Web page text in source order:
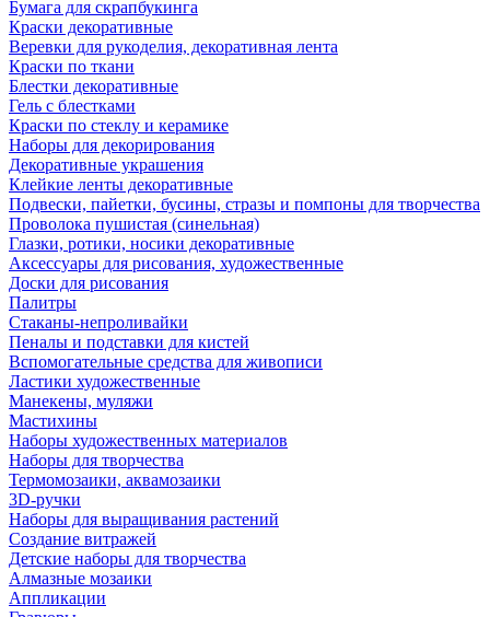
Бумага для скрапбукинга
Краски декоративные
Веревки для рукоделия, декоративная лента
Краски по ткани
Блестки декоративные
Гель с блестками
Краски по стеклу и керамике
Наборы для декорирования
Декоративные украшения
Клейкие ленты декоративные
Подвески, пайетки, бусины, стразы и помпоны для творчества
Проволока пушистая (синельная)
Глазки, ротики, носики декоративные
Аксессуары для рисования, художественные
Доски для рисования
Палитры
Стаканы-непроливайки
Пеналы и подставки для кистей
Вспомогательные средства для живописи
Ластики художественные
Манекены, муляжи
Мастихины
Наборы художественных материалов
Наборы для творчества
Термомозаики, аквамозаики
3D-ручки
Наборы для выращивания растений
Создание витражей
Детские наборы для творчества
Алмазные мозаики
Аппликации